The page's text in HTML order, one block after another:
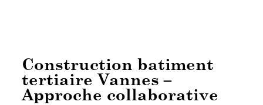
Construction batiment
tertiaire Vannes –
Approche collaborative